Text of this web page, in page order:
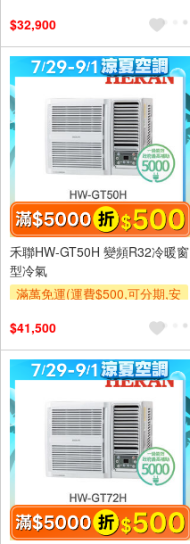
及使用6期以上分期0利率,需付
基本安裝運費)
滿額折$500
$32,900
禾聯HW-GT50H 變頻R32冷暖窗
型冷氣
滿萬免運(運費$500,可分期,安
及使用6期以上分期0利率,需付
基本安裝運費)
滿額折$500
$41,500